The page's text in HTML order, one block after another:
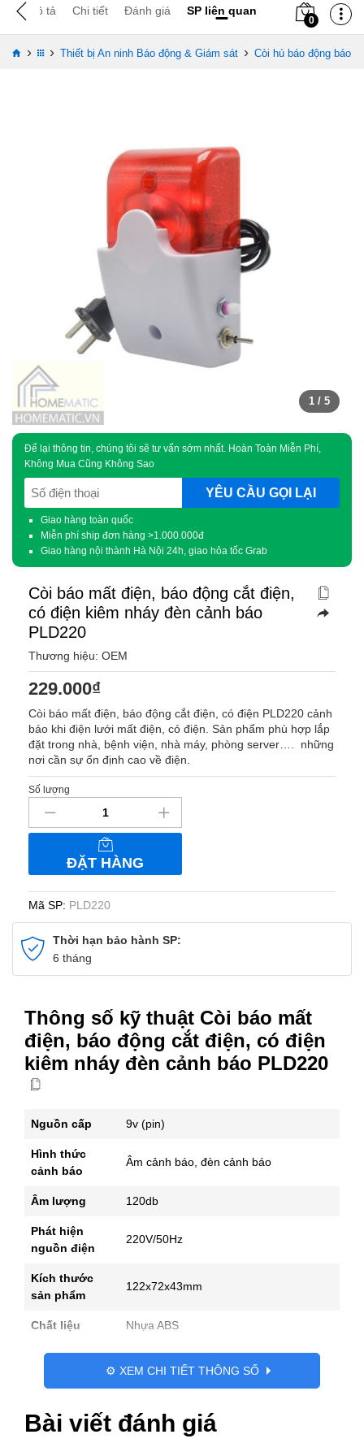
Mô tả Chi tiết Đánh giá SP liên quan
0
› › Thiết bị An ninh Báo động & Giám sát › Còi hú báo động báo
1 / 5
Để lại thông tin, chúng tôi sẽ tư vấn sớm nhất. Hoàn Toàn Miễn Phí,
Không Mua Cũng Không Sao
SĐT
(Required)
Giao hàng toàn quốc
Miễn phí ship đơn hàng >1.000.000đ
Giao hàng nội thành Hà Nội 24h, giao hỏa tốc Grab
Còi báo mất điện, báo động cắt điện,
có điện kiêm nháy đèn cảnh báo
PLD220
Thương hiệu: OEM
229.000₫
Còi báo mất điện, báo động cắt điện, có điện PLD220 cảnh
báo khi điện lưới mất điện, có điện. Sản phẩm phù hợp lắp
đặt trong nhà, bệnh viện, nhà máy, phòng server…. những
nơi cần sự ổn định cao về điện.
Còi
báo
mất
cắt
có
điện
kiêm
đèn
cảnh
báo
PLD220
số
Số lượng
ĐẶT HÀNG
Mã SP: PLD220
Thời hạn bảo hành SP:
6 tháng
Bài viết đánh giá
Thông số kỹ thuật Còi báo mất
điện, báo động cắt điện, có điện
kiêm nháy đèn cảnh báo PLD220
Nguồn cấp 9v (pin)
Hình thức
cảnh báo
Âm cảnh báo, đèn cảnh báo
Âm lượng 120db
Phát hiện
nguồn điện
220V/50Hz
Kích thước
sản phẩm
122x72x43mm
Chất liệu Nhựa ABS
⚙️ XEM CHI TIẾT THÔNG SỐ